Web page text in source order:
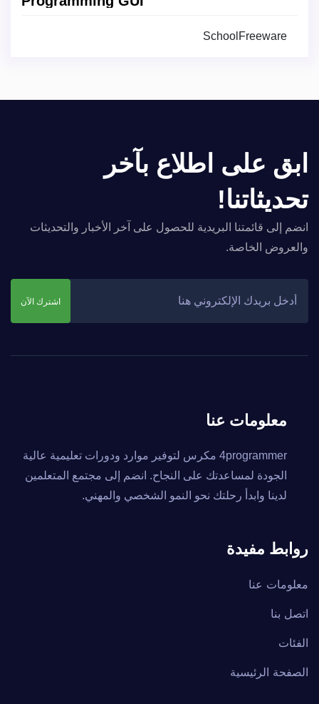
SchoolFreeware
ابق على اطلاع بآخر
تحديثاتنا!
انضم إلى قائمتنا البريدية للحصول على آخر الأخبار والتحديثات
والعروض الخاصة.
اشترك الآن
معلومات عنا
4programmer مكرس لتوفير موارد ودورات تعليمية عالية
الجودة لمساعدتك على النجاح. انضم إلى مجتمع المتعلمين
لدينا وابدأ رحلتك نحو النمو الشخصي والمهني.
روابط مفيدة
معلومات عنا
اتصل بنا
الفئات
الصفحة الرئيسية